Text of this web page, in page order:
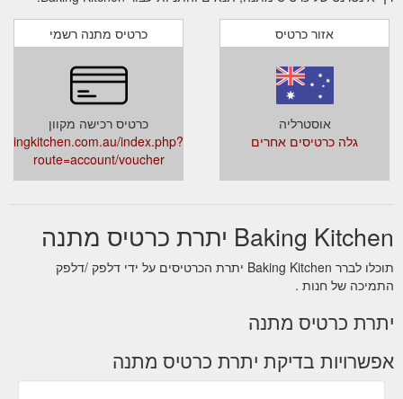
כרטיס מתנה רשמי
כרטיס רכישה מקוון
index.php?
route=account/voucher
אזור כרטיס
אוסטרליה
גלה כרטיסים אחרים
Baking Kitchen יתרת כרטיס מתנה
תוכלו לברר Baking Kitchen יתרת הכרטיסים על ידי דלפק /דלפק
התמיכה של חנות .
יתרת כרטיס מתנה
אפשרויות בדיקת יתרת כרטיס מתנה